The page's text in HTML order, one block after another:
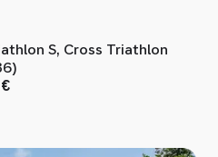
S, Cross Triathlon